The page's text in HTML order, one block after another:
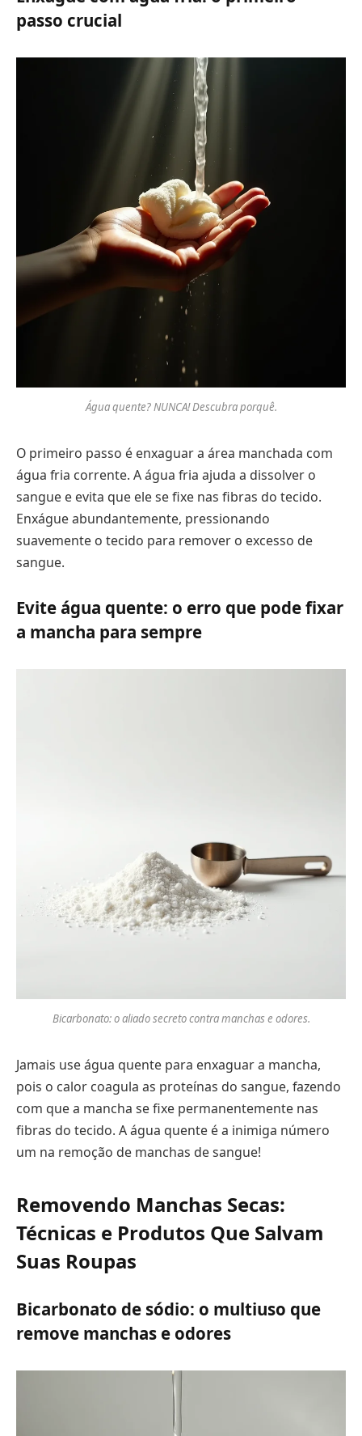
passo crucial
Água quente? NUNCA! Descubra porquê.
O primeiro passo é enxaguar a área manchada com
água fria corrente. A água fria ajuda a dissolver o
sangue e evita que ele se fixe nas fibras do tecido.
Enxágue abundantemente, pressionando
suavemente o tecido para remover o excesso de
sangue.
Evite água quente: o erro que pode fixar
a mancha para sempre
Bicarbonato: o aliado secreto contra manchas e odores.
Jamais use água quente para enxaguar a mancha,
pois o calor coagula as proteínas do sangue, fazendo
com que a mancha se fixe permanentemente nas
fibras do tecido. A água quente é a inimiga número
um na remoção de manchas de sangue!
Removendo Manchas Secas:
Técnicas e Produtos Que Salvam
Suas Roupas
Bicarbonato de sódio: o multiuso que
remove manchas e odores